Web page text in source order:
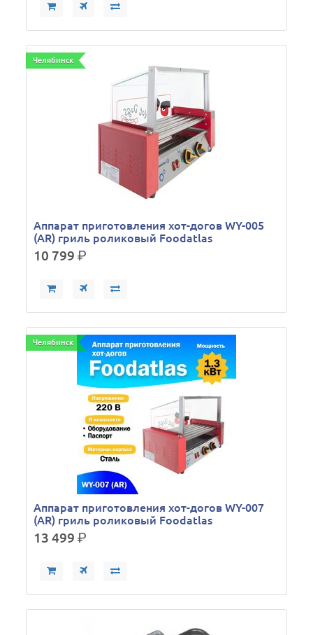
Челябинск
Аппарат приготовления хот-догов WY-005
(AR) гриль роликовый Foodatlas
10 799р.
Челябинск
Аппарат приготовления хот-догов WY-007
(AR) гриль роликовый Foodatlas
13 499р.